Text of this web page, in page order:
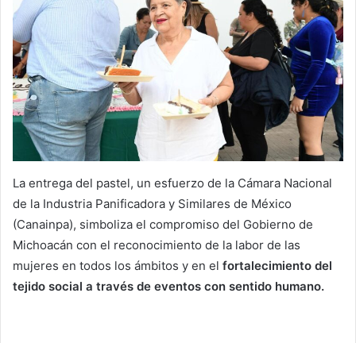
La entrega del pastel, un esfuerzo de la Cámara Nacional
de la Industria Panificadora y Similares de México
(Canainpa), simboliza el compromiso del Gobierno de
Michoacán con el reconocimiento de la labor de las
mujeres en todos los ámbitos y en el fortalecimiento del
tejido social a través de eventos con sentido humano.